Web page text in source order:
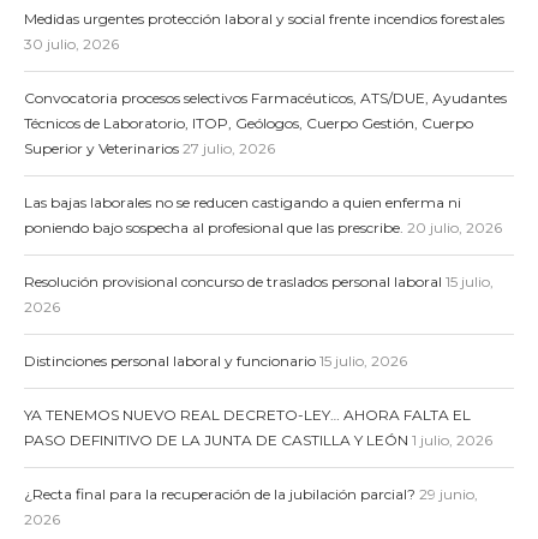
Medidas urgentes protección laboral y social frente incendios forestales
30 julio, 2026
Convocatoria procesos selectivos Farmacéuticos, ATS/DUE, Ayudantes
Técnicos de Laboratorio, ITOP, Geólogos, Cuerpo Gestión, Cuerpo
Superior y Veterinarios 27 julio, 2026
Las bajas laborales no se reducen castigando a quien enferma ni
poniendo bajo sospecha al profesional que las prescribe. 20 julio, 2026
Resolución provisional concurso de traslados personal laboral 15 julio,
2026
Distinciones personal laboral y funcionario 15 julio, 2026
YA TENEMOS NUEVO REAL DECRETO-LEY… AHORA FALTA EL
PASO DEFINITIVO DE LA JUNTA DE CASTILLA Y LEÓN 1 julio, 2026
¿Recta final para la recuperación de la jubilación parcial? 29 junio,
2026